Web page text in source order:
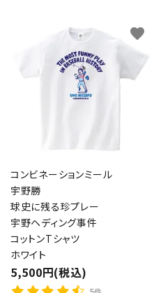
コンビネーションミール
宇野勝
球史に残る珍プレー
宇野ヘディング事件
コットンTシャツ
ホワイト
5,500円(税込)
favorite